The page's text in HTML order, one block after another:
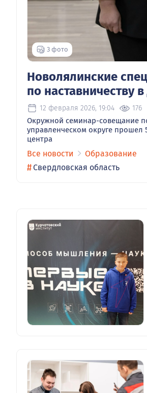
3 фото
Новолялинские
по наставничеству
12 февраля 2026, 19:04 176
Окружной семинар-совещание
управленческом округе
центра
Все новости Образование
# Свердловская область